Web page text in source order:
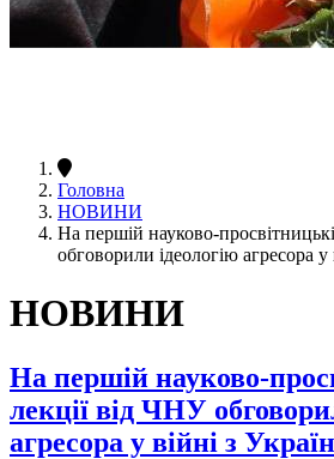
Головна
НОВИНИ
На першій науково-
обговорили ідеологію агресора у
НОВИНИ
На першій науково-
лекції від ЧНУ
агресора у війні з